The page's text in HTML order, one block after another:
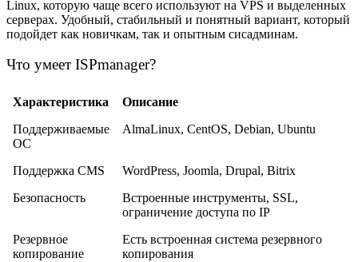
Linux, которую чаще всего используют на VPS и выделенных
серверах. Удобный, стабильный и понятный вариант, который
подойдет как новичкам, так и опытным сисадминам.
Что умеет ISPmanager?
Характеристика
Описание
Поддерживаемые
ОС
AlmaLinux, CentOS, Debian, Ubuntu
Поддержка CMS
WordPress, Joomla, Drupal, Bitrix
Безопасность
Встроенные инструменты, SSL,
ограничение доступа по IP
Резервное
копирование
Есть встроенная система резервного
копирования